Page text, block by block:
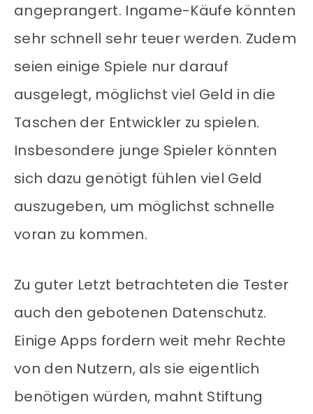
angeprangert. Ingame-Käufe könnten
sehr schnell sehr teuer werden. Zudem
seien einige Spiele nur darauf
ausgelegt, möglichst viel Geld in die
Taschen der Entwickler zu spielen.
Insbesondere junge Spieler könnten
sich dazu genötigt fühlen viel Geld
auszugeben, um möglichst schnelle
voran zu kommen.
Zu guter Letzt betrachteten die Tester
auch den gebotenen Datenschutz.
Einige Apps fordern weit mehr Rechte
von den Nutzern, als sie eigentlich
benötigen würden, mahnt Stiftung